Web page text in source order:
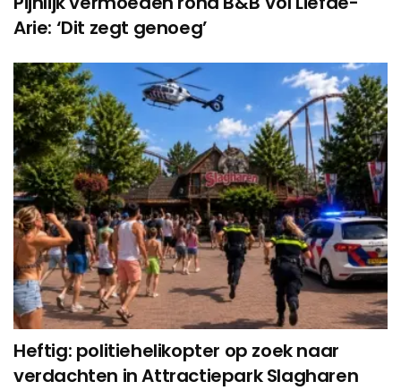
Arie: ‘Dit zegt genoeg’
Heftig: politiehelikopter op zoek naar
verdachten in Attractiepark Slagharen